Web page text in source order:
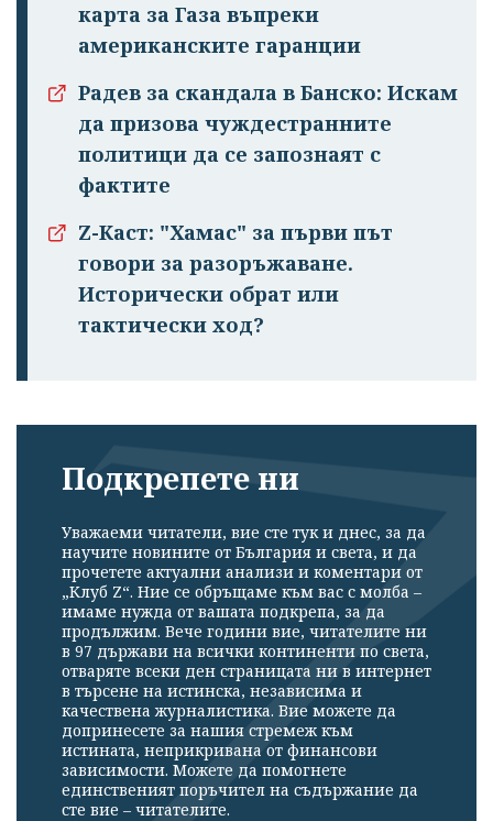
карта за Газа въпреки
американските гаранции
Радев за скандала в Банско: Искам
да призова чуждестранните
политици да се запознаят с
фактите
Z-Каст: "Хамас" за първи път
говори за разоръжаване.
Исторически обрат или
тактически ход?
Подкрепете ни
Уважаеми читатели, вие сте тук и днес, за да
научите новините от България и света, и да
прочетете актуални анализи и коментари от
„Клуб Z“. Ние се обръщаме към вас с молба –
имаме нужда от вашата подкрепа, за да
продължим. Вече години вие, читателите ни
в 97 държави на всички континенти по света,
отваряте всеки ден страницата ни в интернет
в търсене на истинска, независима и
качествена журналистика. Вие можете да
допринесете за нашия стремеж към
истината, неприкривана от финансови
зависимости. Можете да помогнете
единственият поръчител на съдържание да
сте вие – читателите.